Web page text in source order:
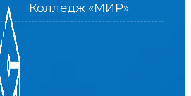
Колледж «МИР»